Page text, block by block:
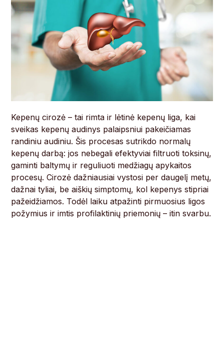
Kepenų cirozė – tai rimta ir lėtinė kepenų liga, kai
sveikas kepenų audinys palaipsniui pakeičiamas
randiniu audiniu. Šis procesas sutrikdo normalų
kepenų darbą: jos nebegali efektyviai filtruoti toksinų,
gaminti baltymų ir reguliuoti medžiagų apykaitos
procesų. Cirozė dažniausiai vystosi per daugelį metų,
dažnai tyliai, be aiškių simptomų, kol kepenys stipriai
pažeidžiamos. Todėl laiku atpažinti pirmuosius ligos
požymius ir imtis profilaktinių priemonių – itin svarbu.